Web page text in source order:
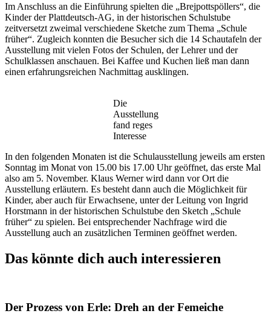
Im Anschluss an die Einführung spielten die „Brejpottspöllers“, die
Kinder der Plattdeutsch-AG, in der historischen Schulstube
zeitversetzt zweimal verschiedene Sketche zum Thema „Schule
früher“. Zugleich konnten die Besucher sich die 14 Schautafeln der
Ausstellung mit vielen Fotos der Schulen, der Lehrer und der
Schulklassen anschauen. Bei Kaffee und Kuchen ließ man dann
einen erfahrungsreichen Nachmittag ausklingen.
Die
Ausstellung
fand reges
Interesse
In den folgenden Monaten ist die Schulausstellung jeweils am ersten
Sonntag im Monat von 15.00 bis 17.00 Uhr geöffnet, das erste Mal
also am 5. November. Klaus Werner wird dann vor Ort die
Ausstellung erläutern. Es besteht dann auch die Möglichkeit für
Kinder, aber auch für Erwachsene, unter der Leitung von Ingrid
Horstmann in der historischen Schulstube den Sketch „Schule
früher“ zu spielen. Bei entsprechender Nachfrage wird die
Ausstellung auch an zusätzlichen Terminen geöffnet werden.
Das könnte dich auch interessieren
Der Prozess von Erle: Dreh an der Femeiche